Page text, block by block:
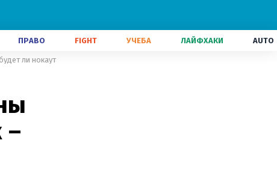
ПРАВО FIGHT УЧЕБА ЛАЙФХАКИ AUTO
ли нокаут
–